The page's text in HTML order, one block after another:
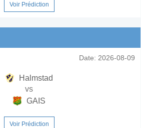
Voir Prédiction
Date: 2026-08-09
Halmstad
vs
GAIS
Voir Prédiction